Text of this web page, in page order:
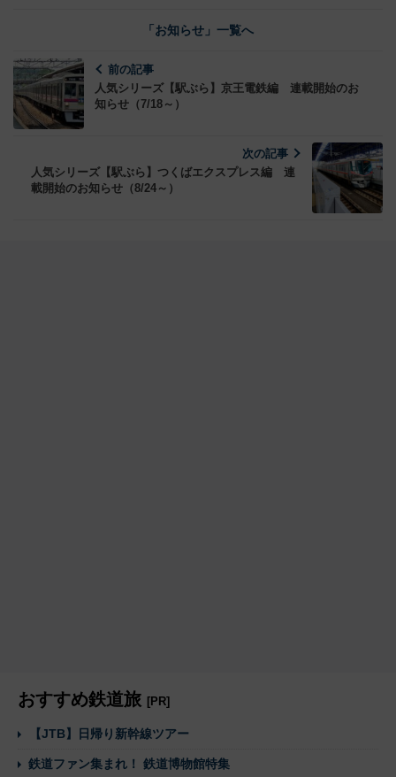
「お知らせ」一覧へ
前の記事
人気シリーズ【駅ぶら】京王電鉄編 連載開始のお
知らせ（7/18～）
次の記事
人気シリーズ【駅ぶら】つくばエクスプレス編 連
載開始のお知らせ（8/24～）
おすすめ鉄道旅 [PR]
【JTB】日帰り新幹線ツアー
鉄道ファン集まれ！ 鉄道博物館特集